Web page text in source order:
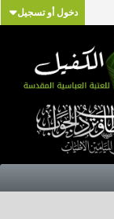
دخول أو تسجيل